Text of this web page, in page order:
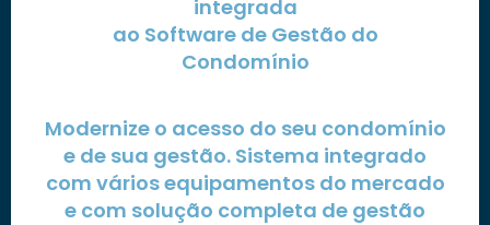
integrada
ao Software de Gestão do
Condomínio
Modernize o acesso do seu condomínio
e de sua gestão. Sistema integrado
com vários equipamentos do mercado
e com solução completa de gestão